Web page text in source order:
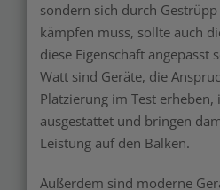
sondern sich durch
kämpfen muss, sollte auch
diese Eigenschaft angepasst
Watt sind Geräte, die
Platzierung im Test erheben,
ausgestattet und bringen
Leistung auf den Balken.
Außerdem sind moderne